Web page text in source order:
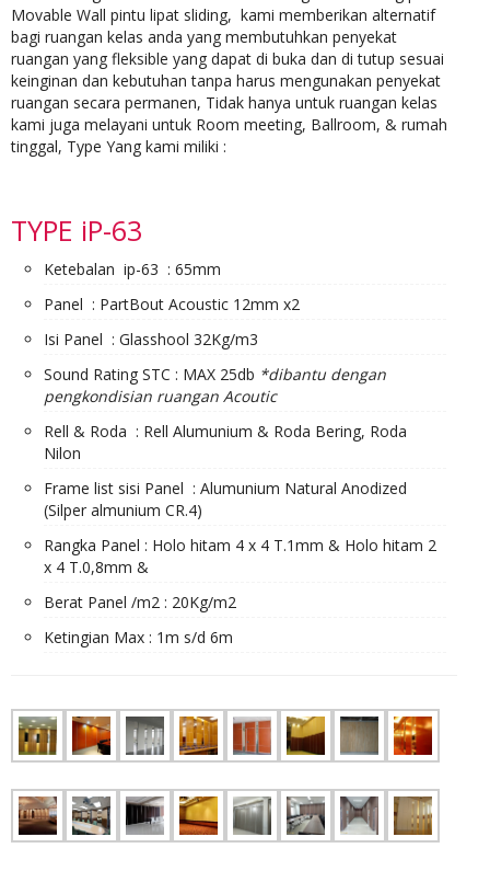
Movable Wall pintu lipat sliding, kami memberikan alternatif
bagi ruangan kelas anda yang membutuhkan penyekat
ruangan yang fleksible yang dapat di buka dan di tutup sesuai
keinginan dan kebutuhan tanpa harus mengunakan penyekat
ruangan secara permanen, Tidak hanya untuk ruangan kelas
kami juga melayani untuk Room meeting, Ballroom, & rumah
tinggal, Type Yang kami miliki :
TYPE iP-63
Ketebalan ip-63 : 65mm
Panel : PartBout Acoustic 12mm x2
Isi Panel : Glasshool 32Kg/m3
Sound Rating STC : MAX 25db *dibantu dengan
pengkondisian ruangan Acoutic
Rell & Roda : Rell Alumunium & Roda Bering, Roda
Nilon
Frame list sisi Panel : Alumunium Natural Anodized
(Silper almunium CR.4)
Rangka Panel : Holo hitam 4 x 4 T.1mm & Holo hitam 2
x 4 T.0,8mm &
Berat Panel /m2 : 20Kg/m2
Ketingian Max : 1m s/d 6m